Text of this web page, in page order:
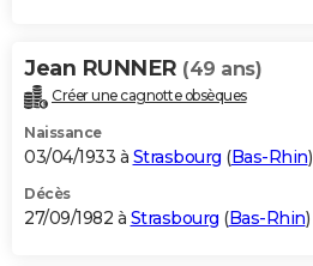
Jean RUNNER (49 ans)
Créer une cagnotte obsèques
Naissance
03/04/1933 à Strasbourg (Bas-Rhin)
Décès
27/09/1982 à Strasbourg (Bas-Rhin)